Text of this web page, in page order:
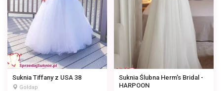
Suknia Tiffany z USA 38
Gołdap
Suknia Ślubna Herm's Bridal -
HARPOON